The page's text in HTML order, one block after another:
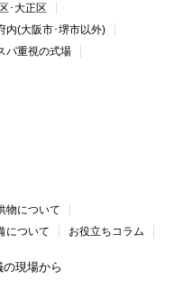
･大正区
内(大阪市･堺市以外)
パ重視の式場
物について
について お役立ちコラム
の現場から